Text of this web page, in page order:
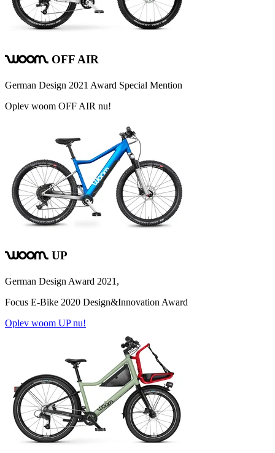
woom OFF AIR
German Design 2021 Award Special Mention
Oplev woom OFF AIR nu!
woom UP
German Design Award 2021,
Focus E-Bike 2020 Design&Innovation Award
Oplev woom UP nu!